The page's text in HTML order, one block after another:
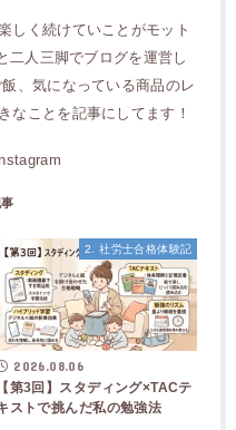
しく続けていことがモット
二人三脚でブログを運営し
、気になっている商品のレ
なことを記事にしてます！
2. 社労士合格体験記
2026.08.06
【第3回】スタディング×TACテ
ストで挑んだ私の勉強法